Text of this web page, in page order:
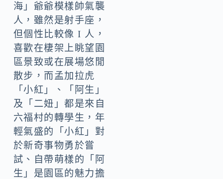
海」爺爺模樣帥氣襲
人，雖然是射手座，
但個性比較像 I 人，
喜歡在棲架上眺望園
區景致或在展場悠閒
散步，而孟加拉虎
「小紅」、「阿生」
及「二妞」都是來自
六福村的轉學生，年
輕氣盛的「小紅」對
於新奇事物勇於嘗
試、自帶萌樣的「阿
生」是園區的魅力擔